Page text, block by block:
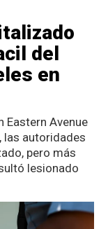
del
en
Eastern Avenue
las autoridades
pero más
lesionado